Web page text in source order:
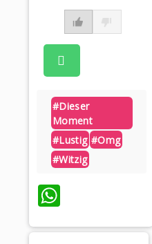
#dieser
Moment
#lustig #omg
#witzig
WhatsApp